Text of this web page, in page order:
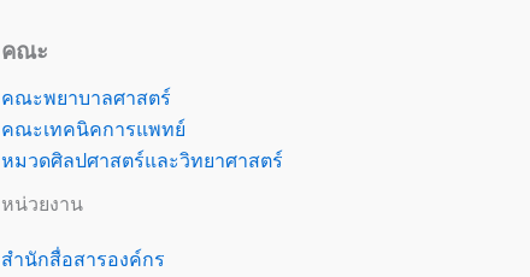
คณะ
คณะพยาบาลศาสตร์
คณะเทคนิคการแพทย์
หมวดศิลปศาสตร์และวิทยาศาสตร์
หน่วยงาน
สำนักสื่อสารองค์กร